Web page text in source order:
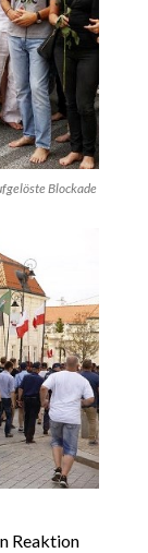
Blockade
Reaktion